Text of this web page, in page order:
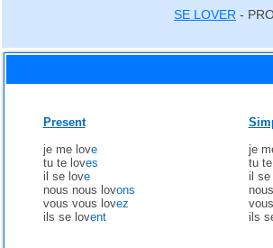
SE LOVER -
Present
je me love
tu te loves
il se love
nous nous lovons
vous vous lovez
ils se lovent
je
tu
il se
ils